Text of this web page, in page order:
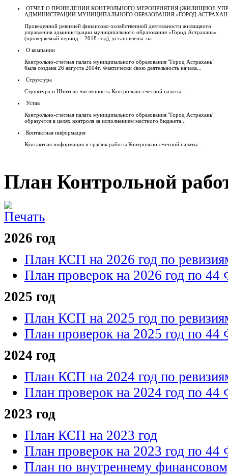
ОТЧЕТ О ПРОВЕДЕНИИ КОНТРОЛЬНОГО МЕРОПРИЯТИЯ (ЖИЛИЩНОЕ
АДМИНИСТРАЦИИ МУНИЦИПАЛЬНОГО ОБРАЗОВАНИЯ «ГОРОД
Проведенной ревизией финансово-хозяйственной деятельности жилищного
управления администрации муниципального образования «Город Астрахань»
(проверяемый период – 2018 год), установлены: на
О компании
Контрольно-счетная палата муниципального образования "Город Астрахань"
была создана 26 августа 2004г. Фактически свою деятельность начала...
Структура
Структура и Штатная численность Контрольно-счетной палаты...
Устав
Контрольно-счетная палата муниципального образования "Город Астрахань"
образуется в целях контроля за исполнением местного бюджета...
Контактная информация
Контактная информация и график работы Контрольно-счетной палаты...
План Контрольной
2026 год
План КСП на 2026 год по
План проверок на 2026 год по 44
2025 год
План КСП на 2025 год по
План проверок на 2025 год по 44
2024 год
План КСП на 2024 год по
План проверок на 2024 год по 44
2023 год
План КСП на 2023 год
План проверок на 2023 год по 44
План по внутреннему